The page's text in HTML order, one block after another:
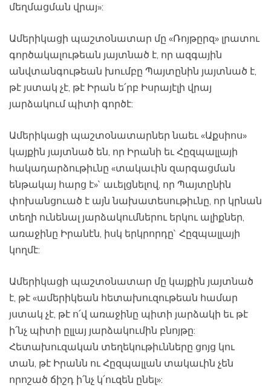
մեղմացման վրայ»:
Ամերիկացի պաշտօնատար մը «Ռոյթըրզ» լրատու
գործակալութեան յայտնած է, որ ազգային
անվտանգութեան խումբը Պայտընին յայտնած է,
թէ յստակ չէ, թէ Իրան ե՛րբ Իսրայէլի վրայ
յարձակում պիտի գործէ:
Ամերիկացի պաշտօնատարներ նաեւ «Աքսիոս»
կայքին յայտնած են, որ Իրանի եւ Հըզպալլայի
հակադարձութիւնը «տակաւին զարգացման
ենթակայ հարց է»` աւելցնելով, որ Պայտընին
փոխանցուած է այն նախատեսութիւնը, որ կրնան
տեղի ունենալ յարձակումներու երկու ալիքներ,
առաջինը Իրանէն, իսկ երկրորդը` Հըզպալլայի
կողմէ:
Ամերիկացի պաշտօնատար մը կայքին յայտնած
է, թէ «ամերիկեան հետախուզութեան համար
յստակ չէ, թէ ո՛վ առաջինը պիտի յարձակի եւ թէ
ի՛նչ պիտի ըլլայ յարձակումին բնոյթը:
Հետախուզական տեղեկութիւնները ցոյց կու
տան, թէ Իրանն ու Հըզպալլան տակաւին չեն
որոշած ճիշդ ի՛նչ կ՛ուզեն ընել»: